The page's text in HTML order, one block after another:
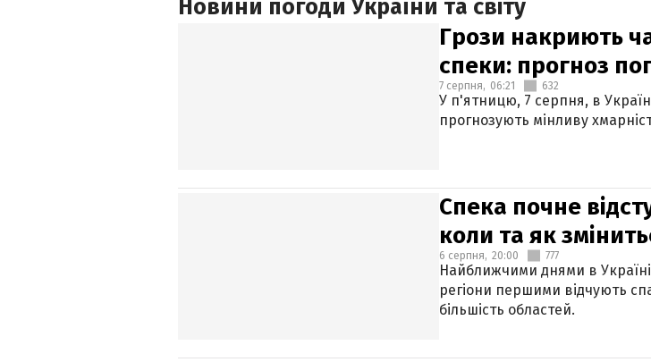
Новини погоди України та світу
Грози накриють
спеки: прогноз
7 серпня, 06:21 632
У п'ятницю, 7 серпня, в
прогнозують мінливу
Спека почне
коли та як
6 серпня, 20:00 777
Найближчими днями в Україні
регіони першими відчують
більшість областей.